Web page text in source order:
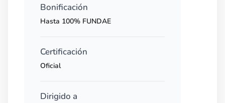
Bonificación
Hasta 100% FUNDAE
Certificación
Oficial
Dirigido a